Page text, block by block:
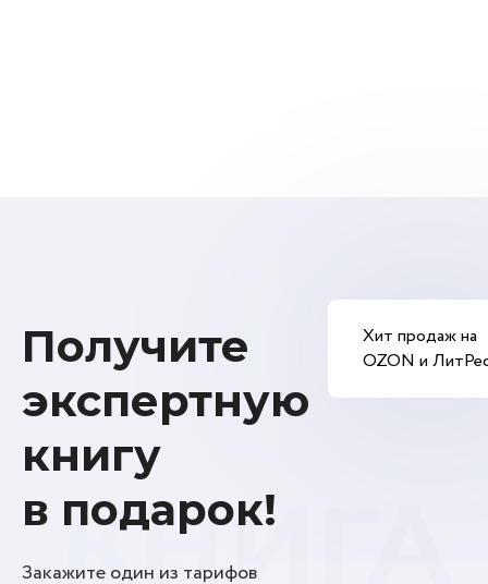
Хит продаж на
OZON и
Получите
экспертную
книгу
в подарок!
Закажите один из тарифов
КНИГА